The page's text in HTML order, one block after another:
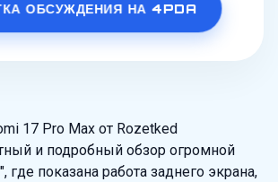
ОБСУЖДЕНИЯ НА 4PDA
17 Pro Max от Rozetked
и подробный обзор огромной
где показана работа заднего экрана,